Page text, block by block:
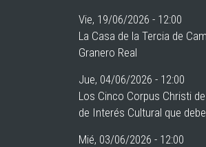
Vie, 19/06/2026 - 12:00
La Casa de la Tercia de
Granero Real
Jue, 04/06/2026 - 12:00
Los Cinco Corpus Christi
de Interés Cultural que
Mié, 03/06/2026 - 12:00